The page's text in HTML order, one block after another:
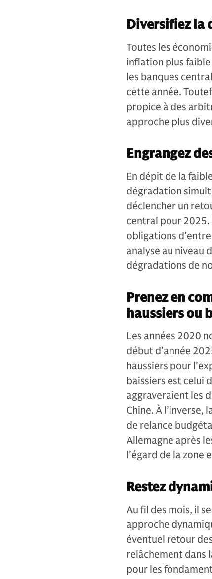
Diversifiez la
Toutes les
inflation plus
les banques
cette année.
propice à des
approche plus
Engrangez
En dépit de la
dégradation
déclencher un
central pour 2025.
obligations
analyse au niveau
dégradations de
Prenez en
haussiers ou
Les années 2020
début d’année
haussiers pour
baissiers est celui
aggraveraient les
Chine. À l’inverse,
de relance
Allemagne après
l’égard de la zone
Restez
Au fil des mois, il
approche
éventuel retour
relâchement dans
pour les